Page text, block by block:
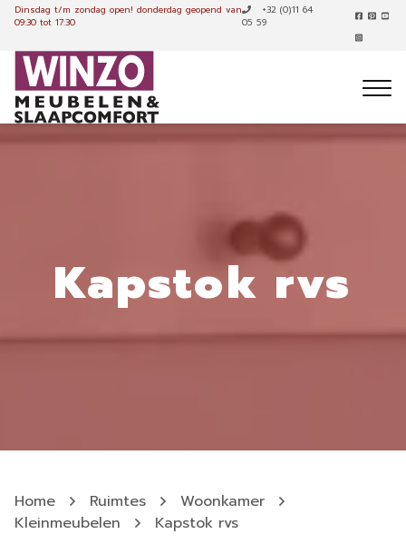
Dinsdag t/m zondag open! donderdag geopend van
09:30 tot 17:30
+32 (0)11 64
05 59
Kapstok rvs
Home Ruimtes
Woonkamer
Kleinmeubelen
Kapstok rvs